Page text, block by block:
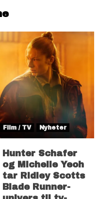
Film / TV Nyheter
Hunter Schafer
og Michelle Yeoh
tar Ridley Scotts
Blade Runner-